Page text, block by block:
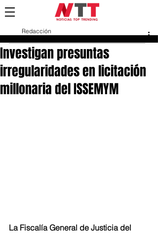
Investigan presuntas
irregularidades en licitación
millonaria del ISSEMYM
Redacción
La Fiscalía General de Justicia del